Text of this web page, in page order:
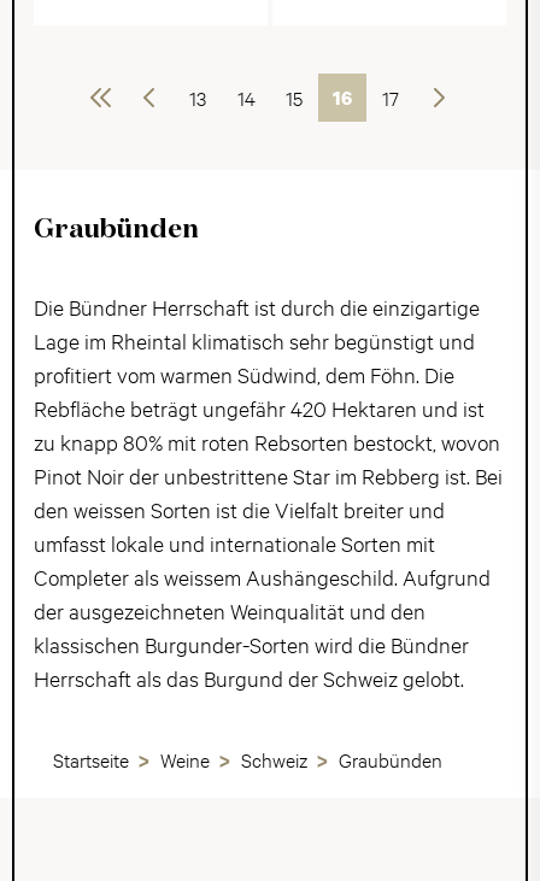
Erste Vorherige 13 14 15 16 17 Weiter
Graubünden
Die Bündner Herrschaft ist durch die einzigartige
Lage im Rheintal klimatisch sehr begünstigt und
profitiert vom warmen Südwind, dem Föhn. Die
Rebfläche beträgt ungefähr 420 Hektaren und ist
zu knapp 80% mit roten Rebsorten bestockt, wovon
Pinot Noir der unbestrittene Star im Rebberg ist. Bei
den weissen Sorten ist die Vielfalt breiter und
umfasst lokale und internationale Sorten mit
Completer als weissem Aushängeschild. Aufgrund
der ausgezeichneten Weinqualität und den
klassischen Burgunder-Sorten wird die Bündner
Herrschaft als das Burgund der Schweiz gelobt.
Startseite Weine Schweiz Graubünden